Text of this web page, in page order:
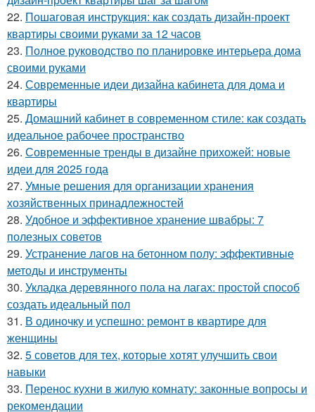
22. Пошаговая инструкция: как создать дизайн-проект
квартиры своими руками за 12 часов
23. Полное руководство по планировке интерьера дома
своими руками
24. Современные идеи дизайна кабинета для дома и
квартиры
25. Домашний кабинет в современном стиле: как создать
идеальное рабочее пространство
26. Современные тренды в дизайне прихожей: новые
идеи для 2025 года
27. Умные решения для организации хранения
хозяйственных принадлежностей
28. Удобное и эффективное хранение швабры: 7
полезных советов
29. Устранение лагов на бетонном полу: эффективные
методы и инструменты
30. Укладка деревянного пола на лагах: простой способ
создать идеальный пол
31. В одиночку и успешно: ремонт в квартире для
женщины
32. 5 советов для тех, которые хотят улучшить свои
навыки
33. Перенос кухни в жилую комнату: законные вопросы и
рекомендации